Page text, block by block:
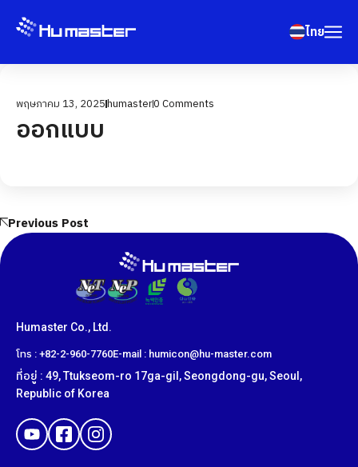
ไทย
พฤษภาคม 13, 2025humaster0Comments
ออกแบบ
Previous Post
Humaster Co., Ltd.
โทร : +82-2-960-7760E-mail : humicon@hu-master.com
ที่อยู่ : 49, Ttukseom-ro 17ga-gil, Seongdong-gu, Seoul,
Republic of Korea